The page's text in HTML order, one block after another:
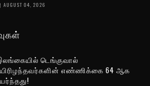
AUGUST 04, 2026
டெங்குவால்
எண்ணிக்கை 64 ஆக